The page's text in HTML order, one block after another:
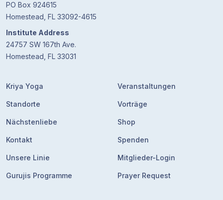
PO Box 924615
Homestead, FL 33092-4615
Institute Address
24757 SW 167th Ave.
Homestead, FL 33031
Kriya Yoga
Standorte
Nächstenliebe
Kontakt
Unsere Linie
Gurujis Programme
Veranstaltungen
Vorträge
Shop
Spenden
Mitglieder-Login
Prayer Request